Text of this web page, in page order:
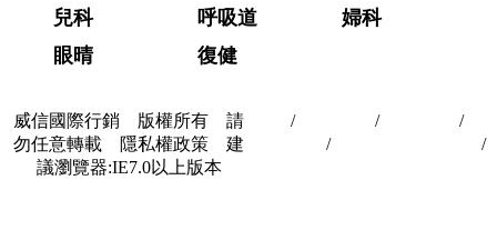
兒科
呼吸道
婦科
眼晴
復健
威信國際行銷 版權所有 請
勿任意轉載 隱私權政策 建
議瀏覽器:IE7.0以上版本
/ / /
/
/